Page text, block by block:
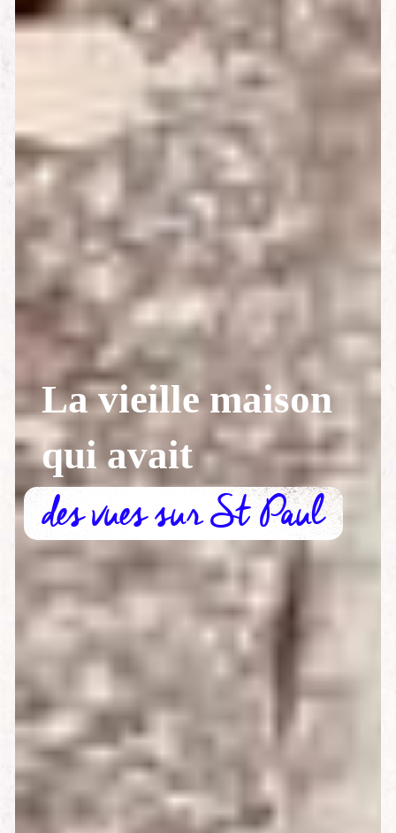
La vieille maison
qui avait
des vues sur St Paul